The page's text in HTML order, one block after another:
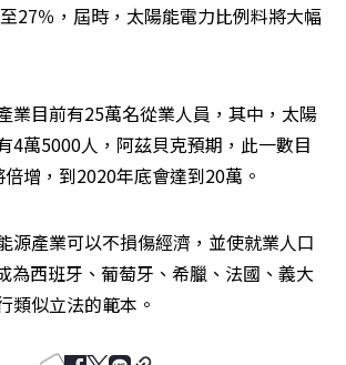
27％，屆時，太陽能電力比例料將大幅
業目前有25萬名從業人員，其中，太陽
4萬5000人，阿茲貝克預期，此一數目
增，到2020年底會達到20萬。
源產業可以不損傷經濟，並使就業人口
為西班牙、葡萄牙、希臘、法國、義大
類似立法的範本。